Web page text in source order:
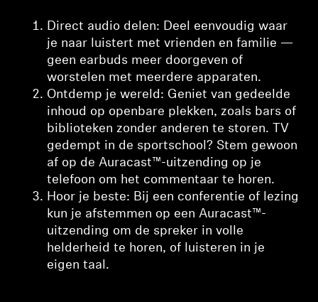
Direct audio delen: Deel eenvoudig waar
je naar luistert met vrienden en familie —
geen earbuds meer doorgeven of
worstelen met meerdere apparaten.
Ontdemp je wereld: Geniet van gedeelde
inhoud op openbare plekken, zoals bars of
biblioteken zonder anderen te storen. TV
gedempt in de sportschool? Stem gewoon
af op de Auracast™-uitzending op je
telefoon om het commentaar te horen.
Hoor je beste: Bij een conferentie of lezing
kun je afstemmen op een Auracast™-
uitzending om de spreker in volle
helderheid te horen, of luisteren in je
eigen taal.